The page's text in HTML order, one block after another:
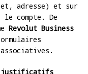
adresse) et sur
compte. De
Revolut Business
justificatifs